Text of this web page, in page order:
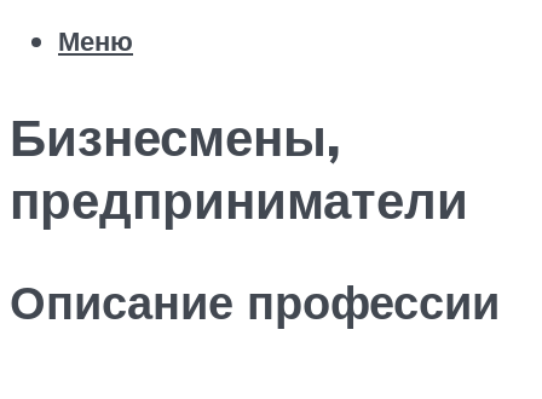
Меню
Бизнесмены,
предприниматели
Описание профессии